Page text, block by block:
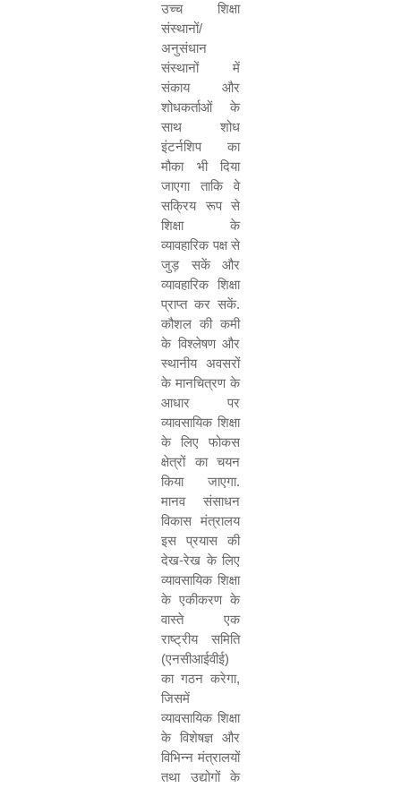
उच्च शिक्षा
संस्थानों/
अनुसंधान
संस्थानों में
संकाय और
शोधकर्ताओं के
साथ शोध
इंटर्नशिप का
मौका भी दिया
जाएगा ताकि वे
सक्रिय रूप से
शिक्षा के
व्यावहारिक पक्ष से
जुड़ सकें और
व्यावहारिक शिक्षा
प्राप्त कर सकें.
कौशल की कमी
के विश्लेषण और
स्थानीय अवसरों
के मानचित्रण के
आधार पर
व्यावसायिक शिक्षा
के लिए फोकस
क्षेत्रों का चयन
किया जाएगा.
मानव संसाधन
विकास मंत्रालय
इस प्रयास की
देख-रेख के लिए
व्यावसायिक शिक्षा
के एकीकरण के
वास्ते एक
राष्ट्रीय समिति
(एनसीआईवीई)
का गठन करेगा,
जिसमें
व्यावसायिक शिक्षा
के विशेषज्ञ और
विभिन्न मंत्रालयों
तथा उद्योगों के